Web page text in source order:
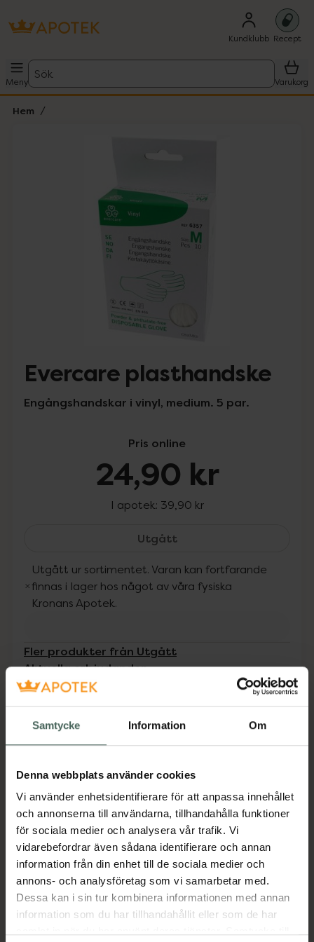
Samtycke Information Om
Denna webbplats använder cookies
Vi använder enhetsidentifierare för att anpassa innehållet
och annonserna till användarna, tillhandahålla funktioner
för sociala medier och analysera vår trafik. Vi
vidarebefordrar även sådana identifierare och annan
information från din enhet till de sociala medier och
annons- och analysföretag som vi samarbetar med.
Dessa kan i sin tur kombinera informationen med annan
information som du har tillhandahållit eller som de har
Kundklubb Recept
Meny
Sök
Varukorg
Hem
Lista: . Innehåller 1 objekt.
Evercare plasthandske
Engångshandskar i vinyl, medium. 5 par.
Pris online
24,90 kr
I apotek: 39,90 kr
UtgåttEvercare plasthandske,
Utgått ur sortimentet. Varan kan fortfarande
finnas i lager hos något av våra fysiska
Kronans Apotek.
Fler produkter från Utgått
Aktuella erbjudanden
Beskrivning Dölj
Tillverkaren garanterar genom
CE-märkning att produkten är
säker att använda och uppfyller
gällande krav.
Tunna, ftalatfrai engångshandskar av PVC
som skyddar vid exempelvis hårtvätt,
köksarbete, hårfärgning mm. Passar både
höger och vänster hand. Godkänd för all
livsmedelshantering, även fetthaltiga
livsmedel som kött, fisk, mat-och fiskoljor,